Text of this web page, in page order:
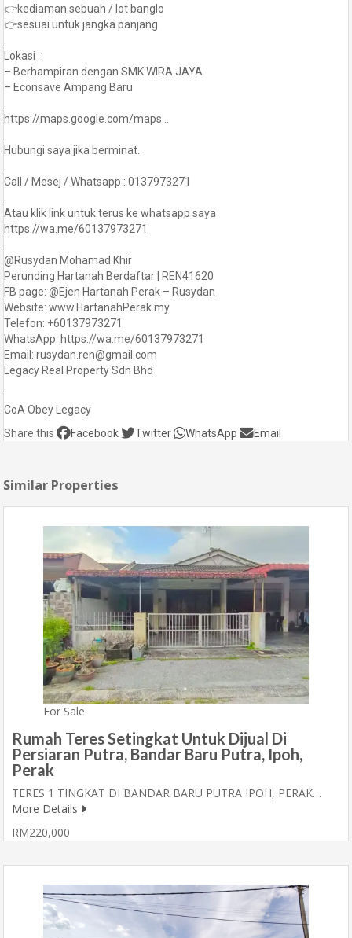
👉kediaman sebuah / lot banglo
👉sesuai untuk jangka panjang
Lokasi :
– Berhampiran dengan SMK WIRA JAYA
– Econsave Ampang Baru
https://maps.google.com/maps…
Hubungi saya jika berminat.
Call / Mesej / Whatsapp : 0137973271
Atau klik link untuk terus ke whatsapp saya
https://wa.me/60137973271
@Rusydan Mohamad Khir
Perunding Hartanah Berdaftar | REN41620
FB page: @Ejen Hartanah Perak – Rusydan
Website: www.HartanahPerak.my
Telefon: +60137973271
WhatsApp: https://wa.me/60137973271
Email: rusydan.ren@gmail.com
Legacy Real Property Sdn Bhd
CoA Obey Legacy
Share this
Facebook Twitter WhatsApp Email
Similar Properties
For Sale
Rumah Teres Setingkat Untuk Dijual Di
Persiaran Putra, Bandar Baru Putra, Ipoh,
Perak
TERES 1 TINGKAT DI BANDAR BARU PUTRA IPOH, PERAK…
More Details
RM220,000